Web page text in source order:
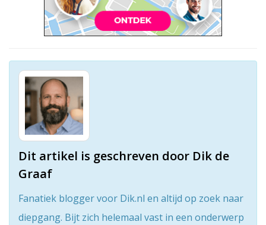
Dit artikel is geschreven door Dik de
Graaf
Fanatiek blogger voor Dik.nl en altijd op zoek naar
diepgang. Bijt zich helemaal vast in een onderwerp